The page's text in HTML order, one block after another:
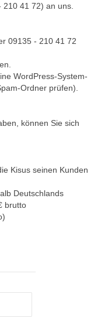
41 72) an uns.
09135 - 210 41 72
WordPress-System-
Ordner prüfen).
können Sie sich
Kisus seinen Kunden
Deutschlands
brutto